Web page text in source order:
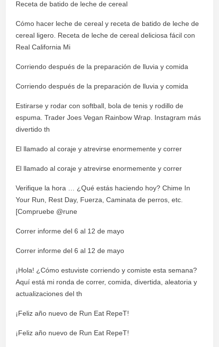
Receta de batido de leche de cereal
Cómo hacer leche de cereal y receta de batido de leche de
cereal ligero. Receta de leche de cereal deliciosa fácil con
Real California Mi
Corriendo después de la preparación de lluvia y comida
Corriendo después de la preparación de lluvia y comida
Estirarse y rodar con softball, bola de tenis y rodillo de
espuma. Trader Joes Vegan Rainbow Wrap. Instagram más
divertido th
El llamado al coraje y atrevirse enormemente y correr
El llamado al coraje y atrevirse enormemente y correr
Verifique la hora … ¿Qué estás haciendo hoy? Chime In
Your Run, Rest Day, Fuerza, Caminata de perros, etc.
[Compruebe @rune
Correr informe del 6 al 12 de mayo
Correr informe del 6 al 12 de mayo
¡Hola! ¿Cómo estuviste corriendo y comiste esta semana?
Aquí está mi ronda de correr, comida, divertida, aleatoria y
actualizaciones del th
¡Feliz año nuevo de Run Eat RepeT!
¡Feliz año nuevo de Run Eat RepeT!